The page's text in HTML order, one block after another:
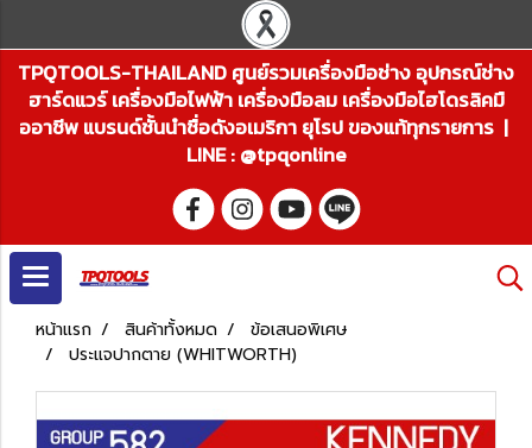
TPQTOOLS-THAILAND ศูนย์รวมเครื่องมือช่าง อุปกรณ์ช่าง
ฮาร์ดแวร์ เครื่องมือไฟฟ้า เครื่องมือลม เครื่องมือไฮโดรลิคมื
ออาชีพ แบรนด์ชั้นนำชื่อดังอเมริกา ยุโรป ของแท้ทุกรายการ |
LINE : @tpqonline
หน้าแรก สินค้าทั้งหมด
ข้อเสนอพิเศษ
ประแจปากตาย (WHITWORTH)